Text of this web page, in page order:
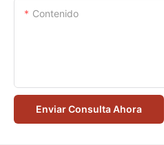
Contenido
Enviar Consulta Ahora